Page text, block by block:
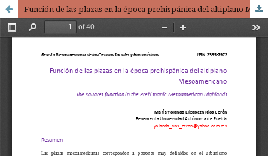
Función de las plazas en la época prehispánica del altiplano Mesoamericano / The squares function in the Prehispanic Mesoamerican Highlands